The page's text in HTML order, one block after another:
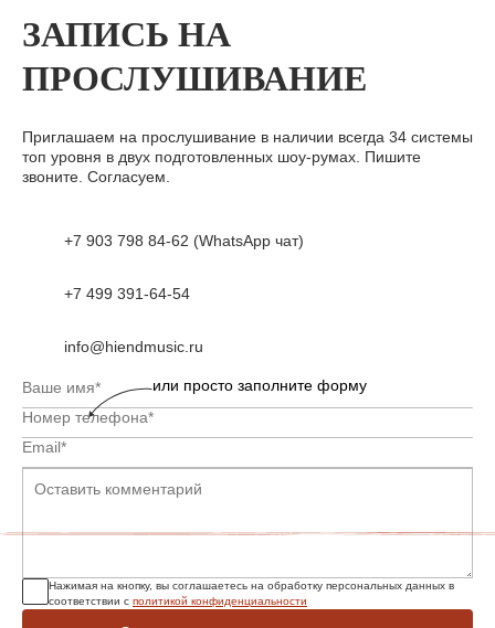
ЗАПИСЬ НА
ПРОСЛУШИВАНИЕ
Приглашаем на прослушивание в наличии всегда 34 системы
топ уровня в двух подготовленных шоу-румах. Пишите
звоните. Согласуем.
+7 903 798 84-62 (WhatsApp чат)
+7 499 391-64-54
info@hiendmusic.ru
Нажимая на кнопку, вы соглашаетесь на обработку персональных данных в
соответствии с политикой конфиденциальности
или просто заполните форму